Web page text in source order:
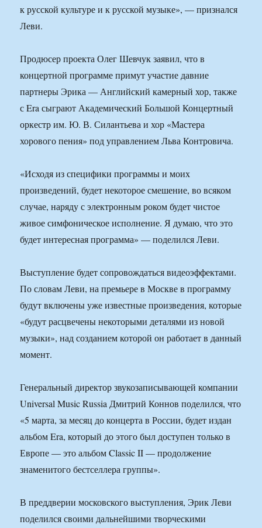
к русской культуре и к русской музыке», — признался
Леви.
Продюсер проекта Олег Шевчук заявил, что в
концертной программе примут участие давние
партнеры Эрика — Английский камерный хор, также
с Era сыграют Академический Большой Концертный
оркестр им. Ю. В. Силантьева и хор «Мастера
хорового пения» под управлением Льва Контровича.
«Исходя из специфики программы и моих
произведений, будет некоторое смешение, во всяком
случае, наряду с электронным роком будет чистое
живое симфоническое исполнение. Я думаю, что это
будет интересная программа» — поделился Леви.
Выступление будет сопровождаться видеоэффектами.
По словам Леви, на премьере в Москве в программу
будут включены уже известные произведения, которые
«будут расцвечены некоторыми деталями из новой
музыки», над созданием которой он работает в данный
момент.
Генеральный директор звукозаписывающей компании
Universal Music Russia Дмитрий Коннов поделился, что
«5 марта, за месяц до концерта в России, будет издан
альбом Era, который до этого был доступен только в
Европе — это альбом Classic II — продолжение
знаменитого бестселлера группы».
В преддверии московского выступления, Эрик Леви
поделился своими дальнейшими творческими